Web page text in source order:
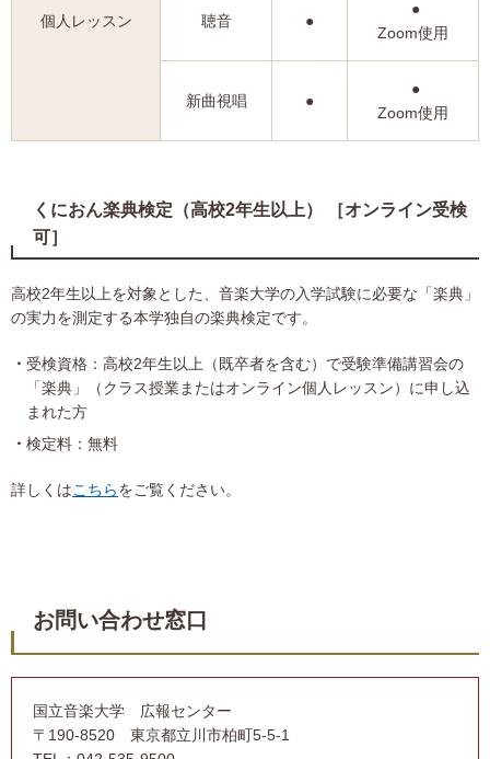
個人レッスン 聴音 ●
●
Zoom使用
新曲視唱 ●
●
Zoom使用
くにおん楽典検定（高校2年生以上） ［オンライン受検
可］
高校2年生以上を対象とした、音楽大学の入学試験に必要な「楽典」
の実力を測定する本学独自の楽典検定です。
受検資格：高校2年生以上（既卒者を含む）で受験準備講習会の
「楽典」（クラス授業またはオンライン個人レッスン）に申し込
まれた方
検定料：無料
詳しくはこちらをご覧ください。
お問い合わせ窓口
国立音楽大学 広報センター
〒190-8520 東京都立川市柏町5-5-1